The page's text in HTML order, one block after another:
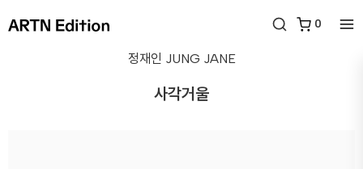
0
정재인 JUNG JANE
사각거울